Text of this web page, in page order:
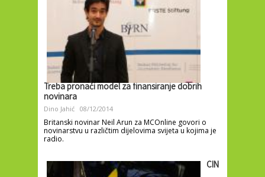
Treba pronaći model za finansiranje dobrih
novinara
Dino Jahić 08/12/2014
Britanski novinar Neil Arun za MCOnline govori o
novinarstvu u različtim dijelovima svijeta u kojima je
radio.
CIN